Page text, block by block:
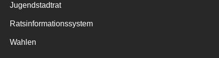
Jugendstadtrat
Ratsinformationssystem
Wahlen